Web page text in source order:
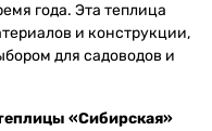
года. Эта теплица
и конструкции,
для садоводов и
«Сибирская»